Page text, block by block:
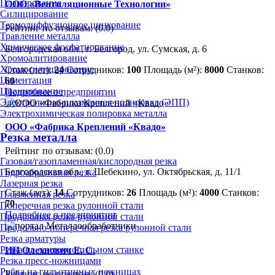
Плакирование
Силицирование
Термодиффузионное цинкование
Травление металла
Химическое фосфатирование
Хромоалитирование
Хромосилицирование
Цементация
Цианирование
Электролитно-плазменная полировка (ЭПП)
Электрохимическая полировка металла
Резка металла
Газовая/газопламенная/кислородная резка
Гидроабразивная резка
Лазерная резка
Плазменная резка
Поперечная резка рулонной стали
Продольная резка рулонной стали
Продольно-поперечная резка рулонной стали
Резка арматуры
Резка на ленточнопильном станке
Резка пресс-ножницами
Рубка на гильотинных ножницах
ООО «Вентиляционные Технологии»
Рейтинг по отзывам:(0.0)
Белгородская обл., г. Белгород, ул. Сумская, д. 6
Стаж (лет):24 Сотрудников: 100 Площадь (м²): 8000 Станков:
60
Подробнее о предприятии
ООО «Фабрика Креплений «Квадо»
Рейтинг по отзывам: (0.0)
Белгородская обл., г. Шебекино, ул. Октябрьская, д. 11/1
Стаж (лет):14 Сотрудников: 26 Площадь (м²): 4000 Станков:
70
Подробнее о предприятии
ИП Олехнович Е. С.